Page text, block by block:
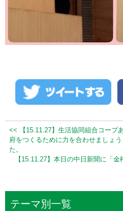
<< 【15.11.27】生活協同組合コープ
府をつくるために力を合わせましょ
た。
【15.11.27】本日の中日新聞に「
テーマ別一覧